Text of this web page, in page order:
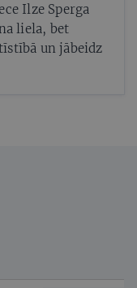
Ilze Sperga
liela, bet
un jābeidz